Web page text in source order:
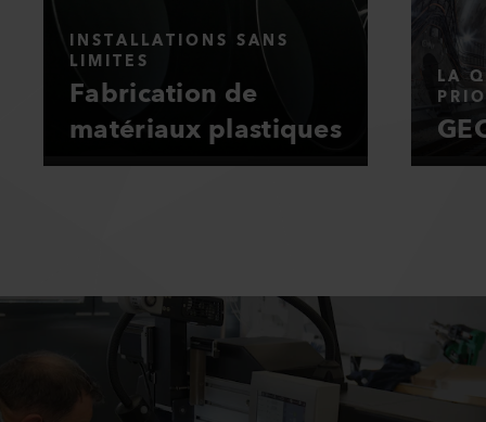
INSTALLATIONS SANS
LIMITES
Fabrication de
matériaux plastiques
LA